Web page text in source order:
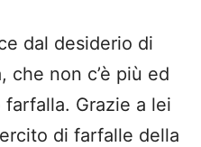
dal desiderio di
che non c’è più ed
Grazie a lei
di farfalle della